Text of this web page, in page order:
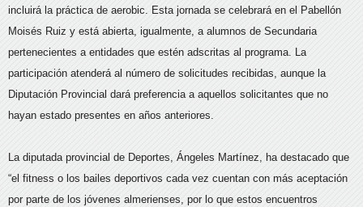
incluirá la práctica de aerobic. Esta jornada se celebrará en el Pabellón
Moisés Ruiz y está abierta, igualmente, a alumnos de Secundaria
pertenecientes a entidades que estén adscritas al programa. La
participación atenderá al número de solicitudes recibidas, aunque la
Diputación Provincial dará preferencia a aquellos solicitantes que no
hayan estado presentes en años anteriores.
La diputada provincial de Deportes, Ángeles Martínez, ha destacado que
“el fitness o los bailes deportivos cada vez cuentan con más aceptación
por parte de los jóvenes almerienses, por lo que estos encuentros